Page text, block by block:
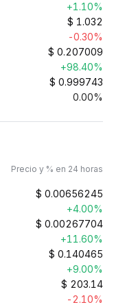
+1.10%
$ 1.032
-0.30%
$ 0.207009
+98.40%
$ 0.999743
0.00%
Precio y % en 24 horas
$ 0.00656245
+4.00%
$ 0.00267704
+11.60%
$ 0.140465
+9.00%
$ 203.14
-2.10%